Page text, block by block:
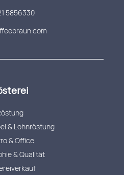
5856330
& Lohnröstung
& Office
& Qualität